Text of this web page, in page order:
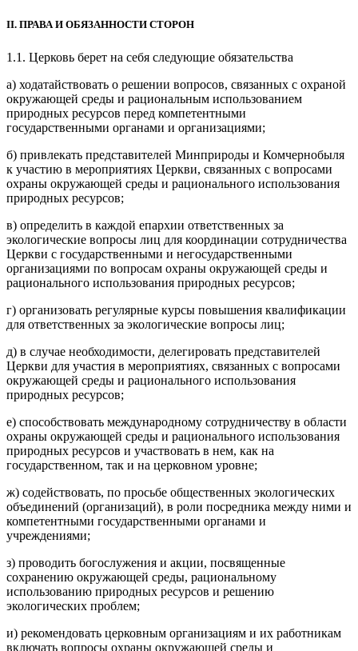
II. ПРАВА И ОБЯЗАННОСТИ СТОРОН
1.1. Церковь берет на себя следующие обязательства
а) ходатайствовать о решении вопросов, связанных с охраной
окружающей среды и рациональным использованием
природных ресурсов перед компетентными
государственными органами и организациями;
б) привлекать представителей Минприроды и Комчернобыля
к участию в мероприятиях Церкви, связанных с вопросами
охраны окружающей среды и рационального использования
природных ресурсов;
в) определить в каждой епархии ответственных за
экологические вопросы лиц для координации сотрудничества
Церкви с государственными и негосударственными
организациями по вопросам охраны окружающей среды и
рационального использования природных ресурсов;
г) организовать регулярные курсы повышения квалификации
для ответственных за экологические вопросы лиц;
д) в случае необходимости, делегировать представителей
Церкви для участия в мероприятиях, связанных с вопросами
окружающей среды и рационального использования
природных ресурсов;
е) способствовать международному сотрудничеству в области
охраны окружающей среды и рационального использования
природных ресурсов и участвовать в нем, как на
государственном, так и на церковном уровне;
ж) содействовать, по просьбе общественных экологических
объединений (организаций), в роли посредника между ними и
компетентными государственными органами и
учреждениями;
з) проводить богослужения и акции, посвященные
сохранению окружающей среды, рациональному
использованию природных ресурсов и решению
экологических проблем;
и) рекомендовать церковным организациям и их работникам
включать вопросы охраны окружающей среды и